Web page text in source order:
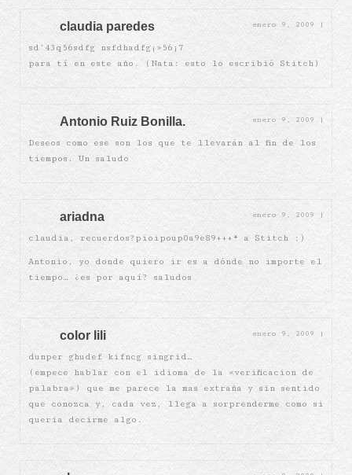
claudia paredes enero 9, 2009 |
sd’43q56sdfg nsfdhadfg¡»56¡7
para tí en este año. (Nata: esto lo escribió Stitch)
Antonio Ruiz Bonilla. enero 9, 2009 |
Deseos como ese son los que te llevarán al fin de los
tiempos. Un saludo
ariadna enero 9, 2009 |
claudia, recuerdos?pioipoup0a9e89+++* a Stitch :)
Antonio, yo donde quiero ir es a dónde no importe el
tiempo… ¿es por aquí? saludos
color lili enero 9, 2009 |
dunper ghudef kifncg singrid…
(empece hablar con el idioma de la «verificacion de
palabra») que me parece la mas extraña y sin sentido
que conozca y, cada vez, llega a sorprenderme como si
queria decirme algo.